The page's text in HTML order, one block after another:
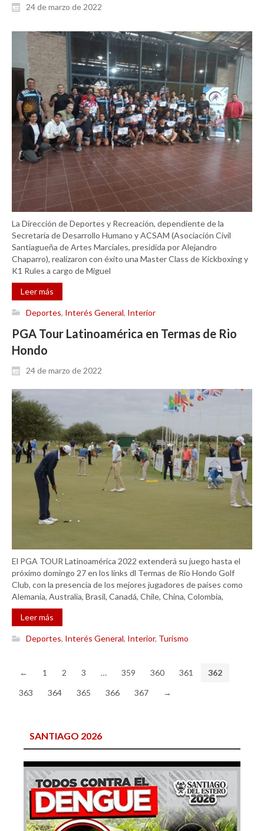
24 de marzo de 2022
La Dirección de Deportes y Recreación, dependiente de la
Secretaría de Desarrollo Humano y ACSAM (Asociación Civil
Santiagueña de Artes Marciales, presidida por Alejandro
Chaparro), realizaron con éxito una Master Class de Kickboxing y
K1 Rules a cargo de Miguel
Leer más
Deportes, Interés General, Interior
PGA Tour Latinoamérica en Termas de Rio
Hondo
24 de marzo de 2022
El PGA TOUR Latinoamérica 2022 extenderá su juego hasta el
próximo domingo 27 en los links dl Termas de Rio Hondo Golf
Club, con la presencia de los mejores jugadores de países como
Alemania, Australia, Brasil, Canadá, Chile, China, Colombia,
Leer más
Deportes, Interés General, Interior, Turismo
← 1 2 3 … 359 360 361
362
363
364 365 366 367 →
SANTIAGO 2026